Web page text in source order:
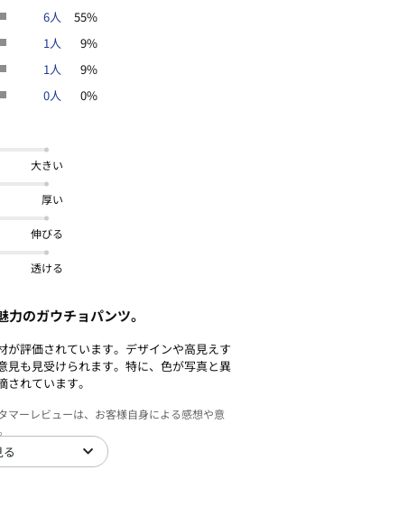
スマートフォンなどの閲覧環境に
ざいます。
6人
55%
1人
9%
1人
9%
0人
0%
大きい
厚い
伸びる
透ける
のガウチョパンツ。
評価されています。デザインや高見えす
見も見受けられます。特に、色が写真と異
れています。
マーレビューは、お客様自身による感想や意